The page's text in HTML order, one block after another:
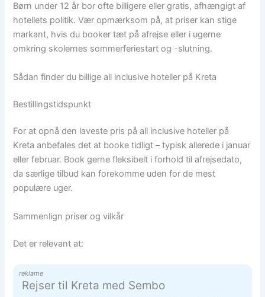
Børn under 12 år bor ofte billigere eller gratis, afhængigt af
hotellets politik. Vær opmærksom på, at priser kan stige
markant, hvis du booker tæt på afrejse eller i ugerne
omkring skolernes sommerferiestart og -slutning.
Sådan finder du billige all inclusive hoteller på Kreta
Bestillingstidspunkt
For at opnå den laveste pris på all inclusive hoteller på
Kreta anbefales det at booke tidligt – typisk allerede i januar
eller februar. Book gerne fleksibelt i forhold til afrejsedato,
da særlige tilbud kan forekomme uden for de mest
populære uger.
Sammenlign priser og vilkår
Det er relevant at:
reklame
Rejser til Kreta med Sembo